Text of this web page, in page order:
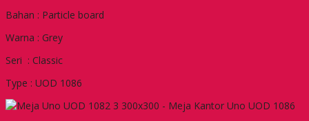
Bahan : Particle board
Warna : Grey
Seri : Classic
Type : UOD 1086